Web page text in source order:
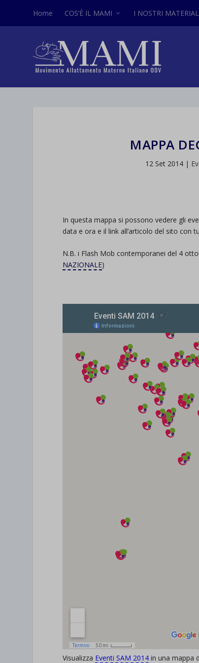
Home COS’È IL MAMI I NOSTRI
MAPPA
12 Set 2014 |
In questa mappa si possono vedere gli
data e ora e il link all’articolo del sito con
N.B. i Flash Mob contemporanei del 4
NAZIONALE)
Visualizza Eventi SAM 2014 in una mappa